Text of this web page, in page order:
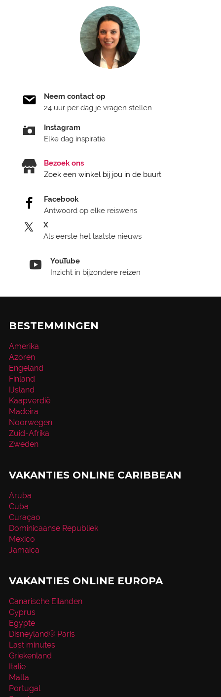
Neem contact op
24 uur per dag je vragen stellen
Instagram
Elke dag inspiratie
Bezoek ons
Zoek een winkel bij jou in de buurt
Facebook
Antwoord op elke reiswens
X
Als eerste het laatste nieuws
YouTube
Inzicht in bijzondere reizen
BESTEMMINGEN
Amerika
Azoren
Engeland
Finland
IJsland
Kaapverdië
Madeira
Noorwegen
Zuid-Afrika
Zweden
VAKANTIES ONLINE CARIBBEAN
Aruba
Cuba
Curaçao
Dominicaanse Republiek
Mexico
Jamaica
VAKANTIES ONLINE EUROPA
Canarische Eilanden
Cyprus
Egypte
Disneyland® Paris
Last minutes
Griekenland
Italie
Malta
Portugal